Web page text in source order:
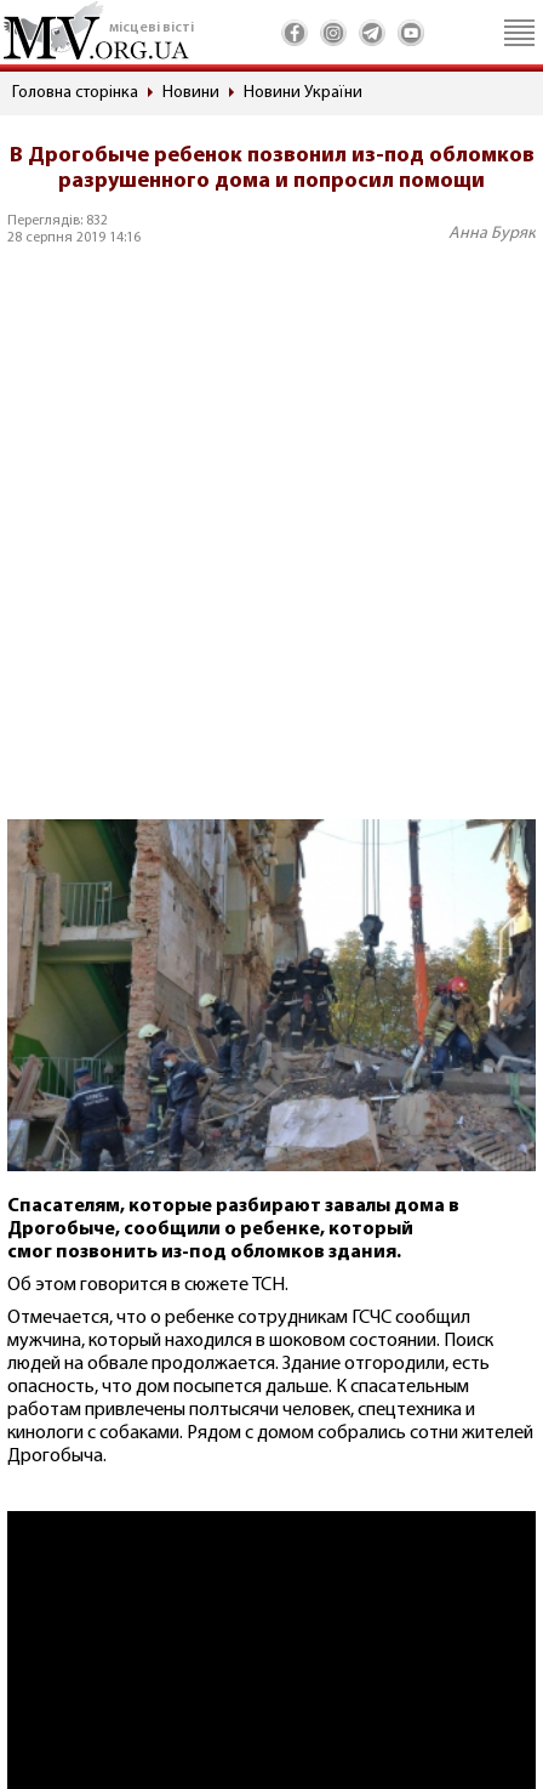
місцеві вісті
Головна сторінка Новини Новини України
В Дрогобыче ребенок позвонил из-под обломков
разрушенного дома и попросил помощи
Переглядів: 832
28 серпня 2019 14:16
Анна Буряк
Спасателям, которые разбирают завалы дома в
Дрогобыче, сообщили о ребенке, который
смог позвонить из-под обломков здания.
Об этом говорится в сюжете ТСН.
Отмечается, что о ребенке сотрудникам ГСЧС сообщил
мужчина, который находился в шоковом состоянии. Поиск
людей на обвале продолжается. Здание отгородили, есть
опасность, что дом посыпется дальше. К спасательным
работам привлечены полтысячи человек, спецтехника и
кинологи с собаками. Рядом с домом собрались сотни жителей
Дрогобыча.